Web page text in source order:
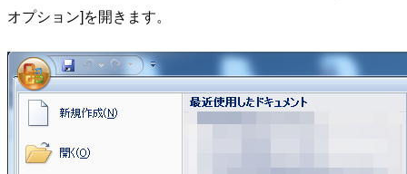
オプション]を開きます。